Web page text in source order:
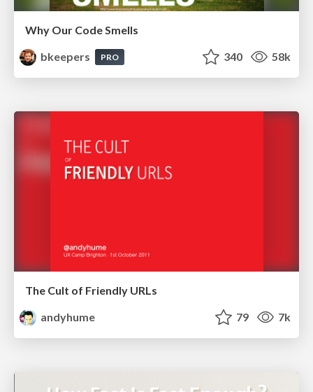
Why Our Code Smells
bkeepers
PRO 340 58k
The Cult of Friendly URLs
andyhume
79 7k